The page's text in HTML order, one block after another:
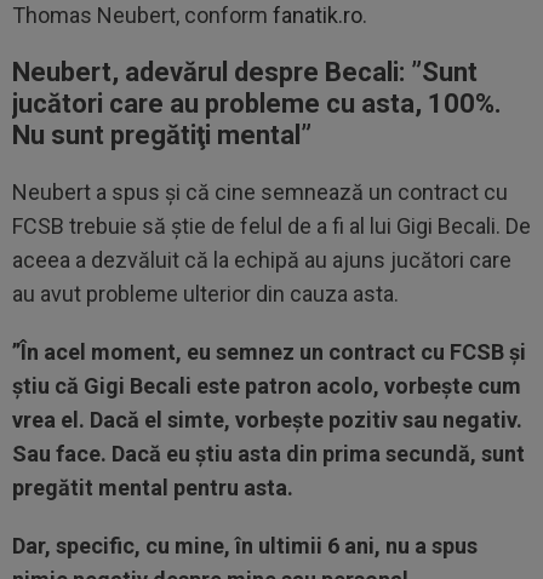
Thomas Neubert, conform fanatik.ro.
Neubert, adevărul despre Becali: ”Sunt
jucători care au probleme cu asta, 100%.
Nu sunt pregătiţi mental”
Neubert a spus și că cine semnează un contract cu
FCSB trebuie să știe de felul de a fi al lui Gigi Becali. De
aceea a dezvăluit că la echipă au ajuns jucători care
au avut probleme ulterior din cauza asta.
”În acel moment, eu semnez un contract cu FCSB şi
ştiu că Gigi Becali este patron acolo, vorbeşte cum
vrea el. Dacă el simte, vorbeşte pozitiv sau negativ.
Sau face. Dacă eu ştiu asta din prima secundă, sunt
pregătit mental pentru asta.
Dar, specific, cu mine, în ultimii 6 ani, nu a spus